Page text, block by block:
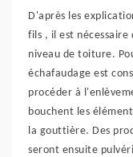
D'après les
fils , il est
niveau de toiture.
échafaudage est
procéder à
bouchent les
la gouttière. Des
seront ensuite